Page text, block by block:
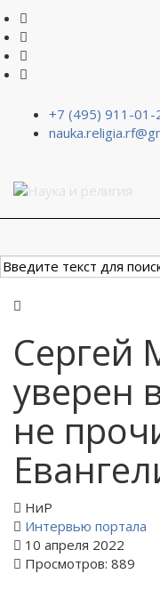
+7 (495) 911-01-
Сергей
уверен
не
НиР
Интервью портала
10 апреля 2022
Просмотров: 889